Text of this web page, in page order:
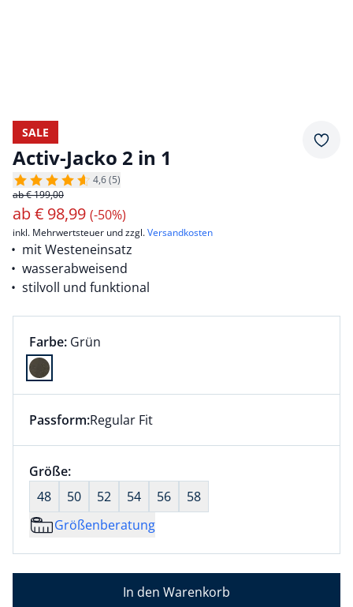
SALE
Activ-Jacko 2 in 1
4,6 (5)
ab € 199,00
ab€ 98,99 (-50%)
inkl. Mehrwertsteuer und zzgl.Versandkosten
mit Westeneinsatz
wasserabweisend
stilvoll und funktional
Farbauswahl:
Farbe: aktuell ausgewählt:
Grün
Farbe Grün ausgewählt
Dieser Artikel hat die Passform Regular Fit. für
Passform:Regular Fit
Größenauswahl:
Größe:nichts ausgewählt
48
50 52 54 56
58
Größenberatung
In den Warenkorb